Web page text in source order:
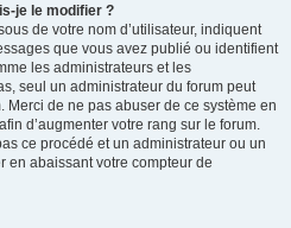
je le modifier ?
de votre nom d’utilisateur, indiquent
que vous avez publié ou identifient
les administrateurs et les
seul un administrateur du forum peut
Merci de ne pas abuser de ce système en
d’augmenter votre rang sur le forum.
ce procédé et un administrateur ou un
en abaissant votre compteur de